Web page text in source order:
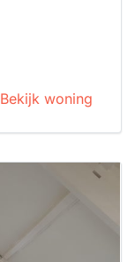
Bekijk woning